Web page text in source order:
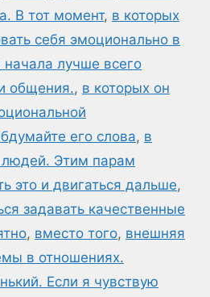
В тот момент, в которых
себя эмоционально в
лучше всего
общения., в которых он
его слова, в
людей. Этим парам
это и двигаться дальше,
задавать качественные
, вместо того, внешняя
в отношениях.
Если я чувствую